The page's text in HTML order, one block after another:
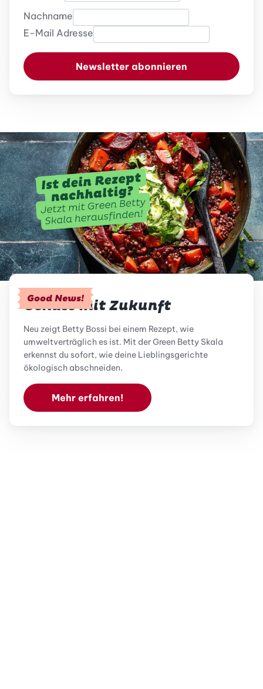
Nachname
E-Mail Adresse
Newsletter abonnieren
Good News!
Genuss mit Zukunft
Neu zeigt Betty Bossi bei einem Rezept, wie
umweltverträglich es ist. Mit der Green Betty Skala
erkennst du sofort, wie deine Lieblingsgerichte
ökologisch abschneiden.
Mehr erfahren!